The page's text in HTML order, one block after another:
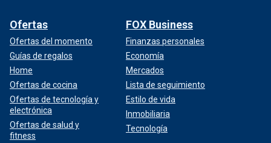
Ofertas
Ofertas del momento
Guías de regalos
Home
Ofertas de cocina
Ofertas de tecnología y
electrónica
Ofertas de salud y
fitness
FOX Business
Finanzas personales
Economía
Mercados
Lista de seguimiento
Estilo de vida
Inmobiliaria
Tecnología